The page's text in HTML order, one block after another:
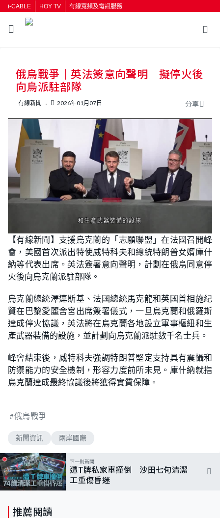
i-CABLE HOY TV 有線寬頻及電訊服務
按輸入鍵開始搜尋
俄烏戰爭｜英法簽意向聲明 擬停火後
向烏派駐部隊
有線新聞 2026年01月07日 分享
【有線新聞】支援烏克蘭的「志願聯盟」在法國召開峰
會，美國首次派出特使威特科夫和總統特朗普女婿庫什
納等代表出席。英法簽署意向聲明，計劃在俄烏同意停
火後向烏克蘭派駐部隊。
烏克蘭總統澤連斯基、法國總統馬克龍和英國首相施紀
賢在巴黎愛麗舍宮出席簽署儀式，一旦烏克蘭和俄羅斯
達成停火協議，英法將在烏克蘭各地設立軍事樞紐和生
產武器裝備的設施，並計劃向烏克蘭派駐數千名士兵。
峰會結束後，威特科夫強調特朗普堅定支持具有震懾和
防禦能力的安全機制，形容力度前所未見。庫什納就指
烏克蘭達成最終協議後將獲得實質保障。
俄烏戰爭
新聞資訊 兩岸國際
下一則新聞
遭T牌私家車撞倒 沙田七旬清潔
工重傷昏迷
推薦閱讀